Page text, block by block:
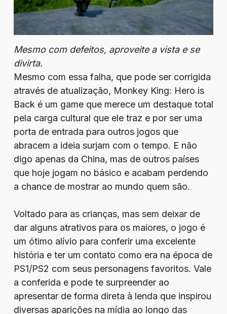
Mesmo com defeitos, aproveite a vista e se
divirta.
Mesmo com essa falha, que pode ser corrigida
através de atualização, Monkey King: Hero is
Back é um game que merece um destaque total
pela carga cultural que ele traz e por ser uma
porta de entrada para outros jogos que
abracem a ideia surjam com o tempo. E não
digo apenas da China, mas de outros países
que hoje jogam no básico e acabam perdendo
a chance de mostrar ao mundo quem são.
Voltado para as crianças, mas sem deixar de
dar alguns atrativos para os maiores, o jogo é
um ótimo alívio para conferir uma excelente
história e ter um contato como era na época de
PS1/PS2 com seus personagens favoritos. Vale
a conferida e pode te surpreender ao
apresentar de forma direta à lenda que inspirou
diversas aparições na mídia ao longo das